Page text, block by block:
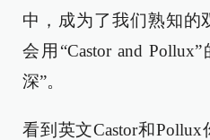
中，成为了我们熟知的
会用“Castor and
深”。
看到英文Castor和